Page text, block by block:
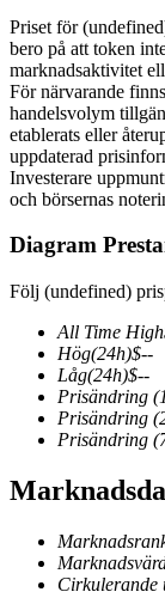
USDT
Futures med
COIN-M
Futures för
TradFi
Derivat för
Priset för
bero på att token
marknadsaktivitet
För närvarande
handelsvolym
etablerats eller
uppdaterad
Investerare
och börsernas
Diagram
Följ (undefined)
All Time High
Hög(24h)$--
Låg(24h)$--
Prisändring
Prisändring
Prisändring
Cirkulerande